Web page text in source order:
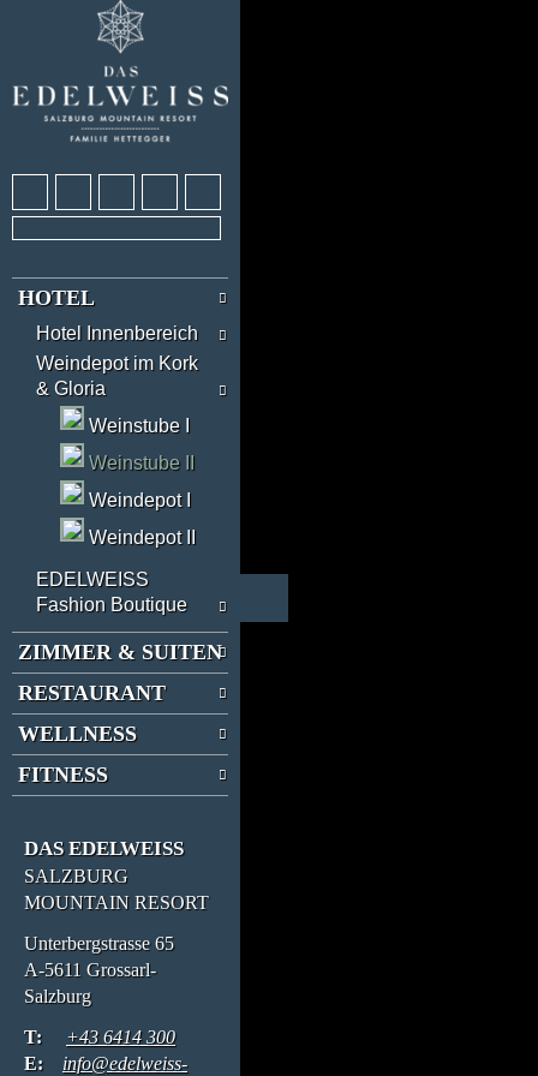
HOTEL
Hotel Innenbereich
Weindepot im Kork
& Gloria
Weinstube I
Weinstube II
Weindepot I
Weindepot II
EDELWEISS
Fashion Boutique
ZIMMER & SUITEN
RESTAURANT
WELLNESS
FITNESS
DAS EDELWEISS
SALZBURG
MOUNTAIN RESORT
Unterbergstrasse 65
A-5611 Grossarl-
Salzburg
T:
+43 6414 300
E:
info@edelweiss-